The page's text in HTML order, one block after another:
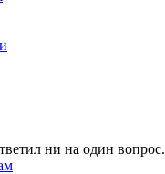
ни на один вопрос.